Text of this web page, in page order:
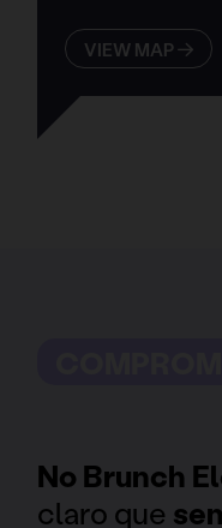
VIEW MAP
No Brunch
claro que